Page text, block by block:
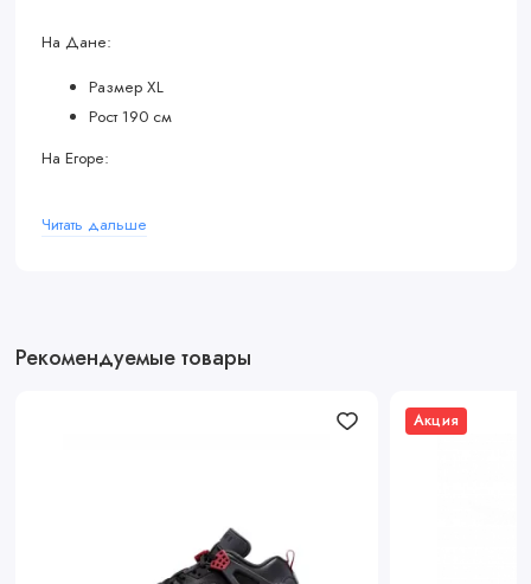
На Дане:
Размер XL
Рост 190 см
На Егоре:
Рост 185 см
Читать дальше
Рекомендуемые товары
Акция